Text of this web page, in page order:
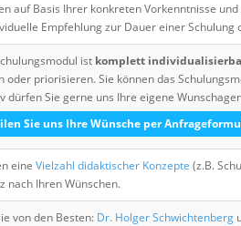
auf Basis Ihrer konkreten Vorkenntnisse
Empfehlung zur Dauer einer Schulung
ist komplett
oder priorisieren. Sie können das
dürfen Sie gerne uns Ihre eigene
Sie uns Ihre Wünsche per
eine Vielzahl didaktischer Konzepte (z.B.
nach Ihren Wünschen.
von den Besten: Dr. Holger Schwichtenberg